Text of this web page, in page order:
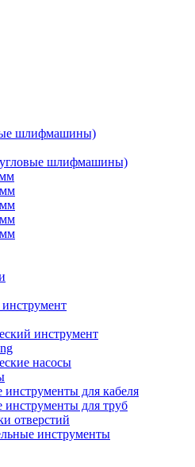
шлифмашины)
шлифмашины)
инструмент
насосы
для кабеля
для труб
отверстий
инструменты